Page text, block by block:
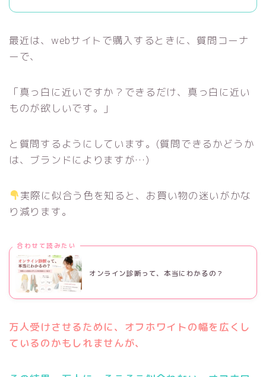
最近は、webサイトで購入するときに、質問コーナ
ーで、
「真っ白に近いですか？できるだけ、真っ白に近い
ものが欲しいです。」
と質問するようにしています。(質問できるかどうか
は、ブランドによりますが…)
実際に似合う色を知ると、お買い物の迷いがかな
り減ります。
合わせて読みたい
オンライン診断って、本当にわかるの？
万人受けさせるために、オフホワイトの幅を広くし
ているのかもしれませんが、